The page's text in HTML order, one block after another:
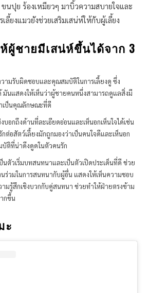
นปุย ร้องเหมียวๆ มาบิ้วความสบายใจและ
ลี้ยงแมวยังช่วยเสริมเสน่ห์ให้กับผู้เลี้ยง
ผู้ชายมีเสน่ห์ขึ้นได้จาก 3
ามรับผิดชอบและคุณสมบัติในการเลี้ยงดู ซึ่ง
มันแสดงให้เห็นว่าผู้ชายคนหนึ่งสามารถดูแลสิ่งมี
เป็นคุณลักษณะที่ดี
บอกถึงด้านที่ละเอียดอ่อนและเห็นอกเห็นใจได้เช่น
ต่อสัตว์เลี้ยงมักถูกมองว่าเป็นคนใจดีและเห็นอก
บัติที่น่าดึงดูดในตัวคนรัก
ตัวเริ่มบทสนทนาและเป็นตัวเปิดประเด็นที่ดี ช่วย
ร่วมในการสนทนากับผู้อื่น แสดงให้เห็นความชอบ
มรู้สึกเชิงบวกกับคู่สนทนา ช่วยทำให้ฝ่ายตรงข้าม
กขึ้น
ะ